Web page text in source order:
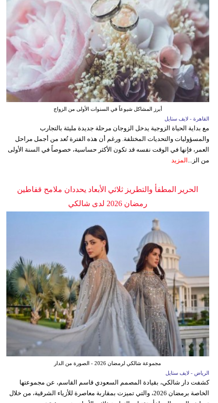
أبرز المشاكل شيوعاً في السنوات الأولى من الزواج
القاهرة - لايف ستايل
مع بداية الحياة الزوجية يدخل الزوجان مرحلة جديدة مليئة بالتجارب
والمسؤوليات والتحديات المختلفة. ورغم أن هذه الفترة تُعد من أجمل مراحل
العمر، فإنها في الوقت نفسه قد تكون الأكثر حساسية، خصوصاً في السنة الأولى
من الز...
المزيد
الحرير المطفأ والتطريز ثلاثي الأبعاد يحددان ملامح قفاطين
رمضان 2026 لدى شالكي
مجموعة شالكي لرمضان 2026 - الصورة من الدار
الرياض - لايف ستايل
كشفت دار شالكي، بقيادة المصمم السعودي قاسم القاسم، عن مجموعتها
الخاصة برمضان 2026، والتي تميزت بمقاربة معاصرة للأزياء الشرقية، من خلال